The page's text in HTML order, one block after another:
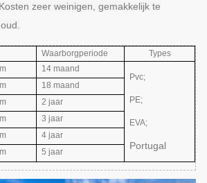
zeer weinigen, gemakkelijk te
Waarborgperiode Types
14 maand
Pvc;
PE;
EVA;
Portugal
18 maand
2 jaar
3 jaar
4 jaar
5 jaar